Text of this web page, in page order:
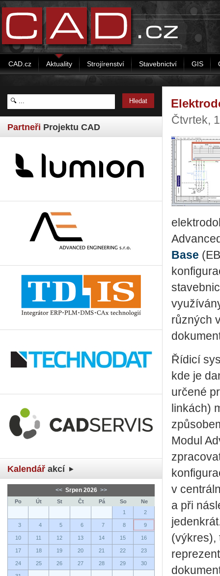
CAD.cz Aktuality Strojírenství Stavebnictví GIS
Partneři Projektu CAD
Kalendář akcí
<< Srpen 2026 >>
Po Út St Čt Pá So
Ne
1
2
3 4 5 6 7 8 9
10 11 12 13 14 15 16
17 18 19 20 21 22 23
24 25 26 27 28 29 30
Čtvrtek,
Base
různých
Řídicí
kde je
určené
linkách)
Modul
v
a při
(výkres),